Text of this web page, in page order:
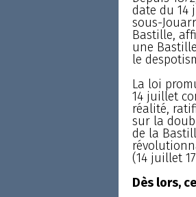
date du 14
sous-
Bastille,
une
le
La loi
14 juillet
réalité,
sur la
de la
(14 juillet
Dès lors,